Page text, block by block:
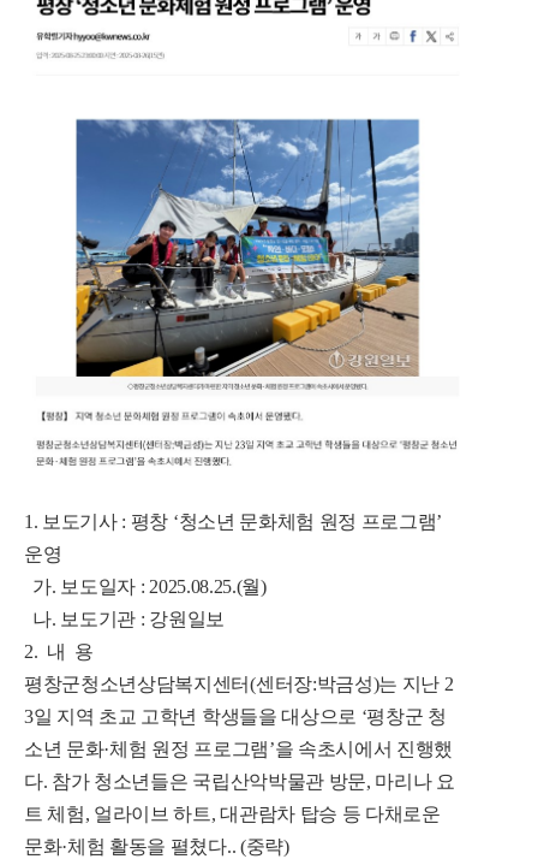
1. 보도기사 : 평창 ‘청소년 문화체험 원정 프로그램’
운영
가. 보도일자 : 2025.08.25.(월)
나. 보도기관 : 강원일보
2. 내 용
평창군청소년상담복지센터(센터장:박금성)는 지난 2
3일 지역 초교 고학년 학생들을 대상으로 ‘평창군 청
소년 문화·체험 원정 프로그램’을 속초시에서 진행했
다. 참가 청소년들은 국립산악박물관 방문, 마리나 요
트 체험, 얼라이브 하트, 대관람차 탑승 등 다채로운
문화·체험 활동을 펼쳤다.. (중략)